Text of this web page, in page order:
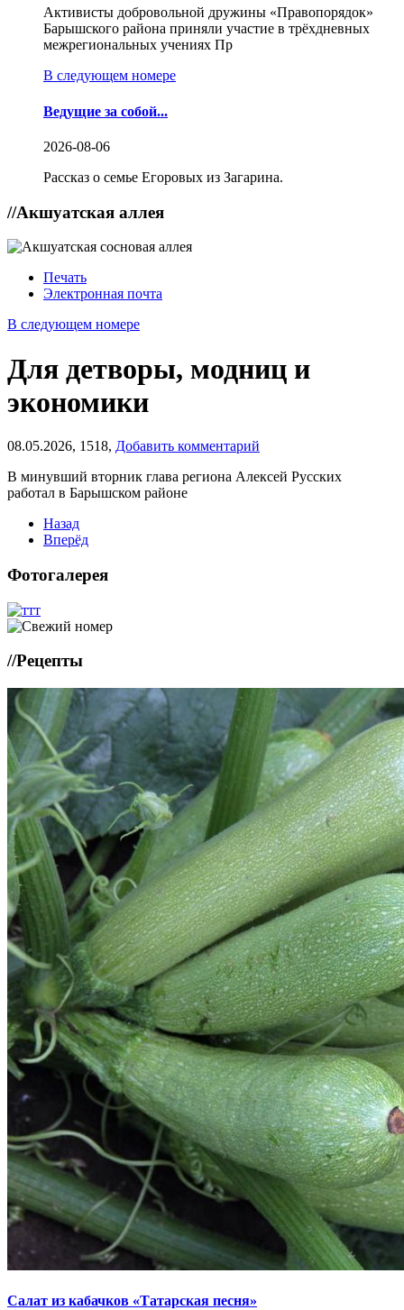
Активисты добровольной дружины «Правопорядок»
Барышского района приняли участие в трёхдневных
межрегиональных учениях Пр
В следующем номере
Ведущие за собой...
2026-08-06
Рассказ о семье Егоровых из Загарина.
//Акшуатская аллея
Печать
Электронная почта
В следующем номере
Для детворы, модниц и
экономики
08.05.2026, 1518, Добавить комментарий
В минувший вторник глава региона Алексей Русских
работал в Барышском районе
Назад
Вперёд
Фотогалерея
//Рецепты
Салат из кабачков «Татарская песня»